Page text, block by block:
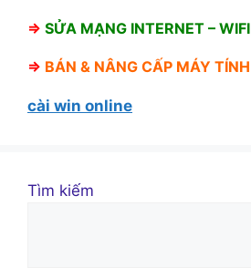
⇒ SỬA MẠNG INTERNET – WIFI
⇒ BÁN & NÂNG CẤP MÁY TÍNH
cài win online
Tìm kiếm